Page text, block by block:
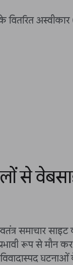
वितरित
से
समाचार
रूप से मौन कर